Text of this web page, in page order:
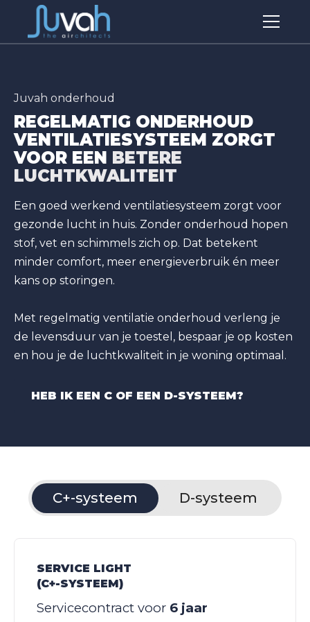
Juvah onderhoud
REGELMATIG ONDERHOUD
VENTILATIESYSTEEM ZORGT
VOOR EEN BETERE
LUCHTKWALITEIT
Een goed werkend ventilatiesysteem zorgt voor
gezonde lucht in huis. Zonder onderhoud hopen
stof, vet en schimmels zich op. Dat betekent
minder comfort, meer energieverbruik én meer
kans op storingen.
Met regelmatig ventilatie onderhoud verleng je
de levensduur van je toestel, bespaar je op kosten
en hou je de luchtkwaliteit in je woning optimaal.
HEB IK EEN C OF EEN D-SYSTEEM?
C+-systeem D-systeem
SERVICE LIGHT
(C+-SYSTEEM)
Servicecontract voor 6 jaar